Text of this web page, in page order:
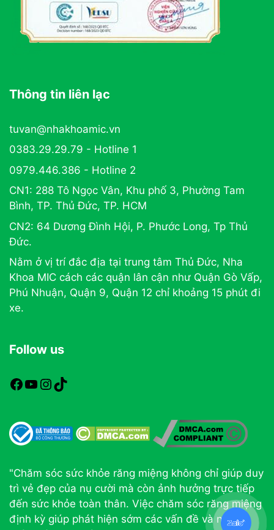
Thông tin liên lạc
tuvan@nhakhoamic.vn
0383.29.29.79 - Hotline 1
0979.446.386 - Hotline 2
CN1: 288 Tô Ngọc Vân, Khu phố 3, Phường Tam
Bình, TP. Thủ Đức, TP. HCM
CN2: 64 Dương Đình Hội, P. Phước Long, Tp Thủ
Đức.
Nằm ở vị trí đắc địa tại trung tâm Thủ Đức, Nha
Khoa MIC cách các quận lân cận như Quận Gò Vấp,
Phú Nhuận, Quận 9, Quận 12 chỉ khoảng 15 phút đi
xe.
Follow us
https://www.facebook.com/nhakhoamic
https://www.youtube.com
https://www.instagram.com
"Chăm sóc sức khỏe răng miệng không chỉ giúp duy
trì vẻ đẹp của nụ cười mà còn ảnh hưởng trực tiếp
đến sức khỏe toàn thân. Việc chăm sóc răng miệng
định kỳ giúp phát hiện sớm các vấn đề và ngăn